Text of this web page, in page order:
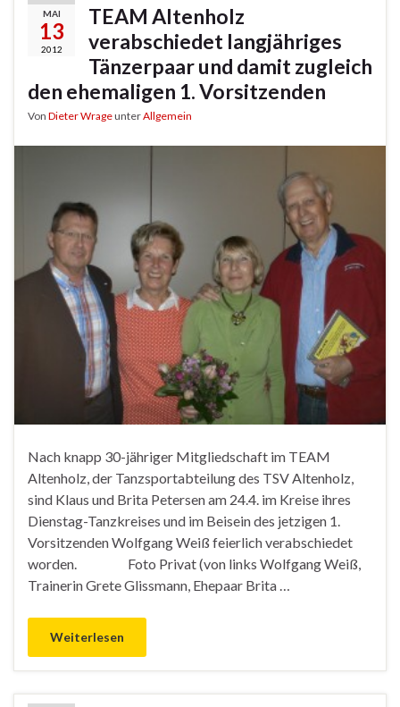
MAI
13
2012
TEAM Altenholz
verabschiedet langjähriges
Tänzerpaar und damit zugleich
den ehemaligen 1. Vorsitzenden
Von Dieter WrageunterAllgemein
Nach knapp 30-jähriger Mitgliedschaft im TEAM
Altenholz, der Tanzsportabteilung des TSV Altenholz,
sind Klaus und Brita Petersen am 24.4. im Kreise ihres
Dienstag-Tanzkreises und im Beisein des jetzigen 1.
Vorsitzenden Wolfgang Weiß feierlich verabschiedet
worden. Foto Privat (von links Wolfgang Weiß,
Trainerin Grete Glissmann, Ehepaar Brita …
Weiterlesen